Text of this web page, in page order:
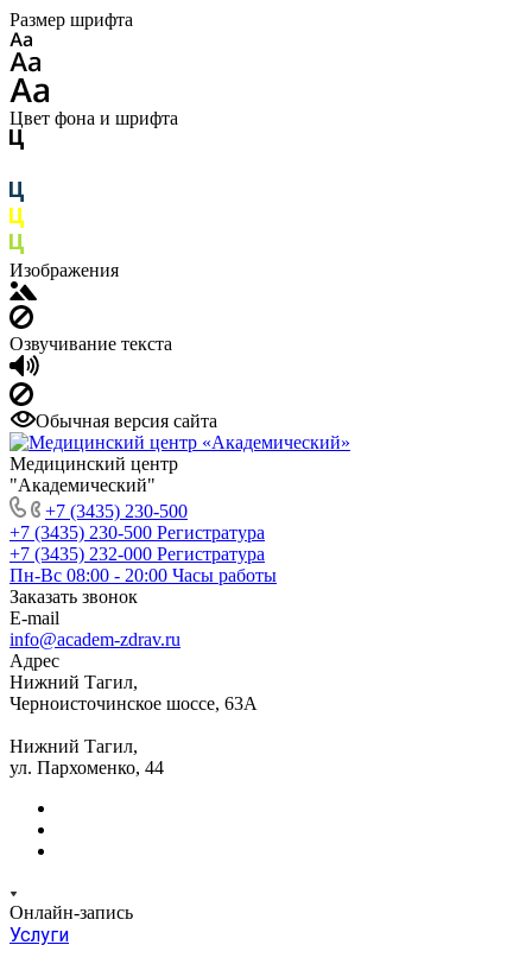
Размер шрифта
Цвет фона и шрифта
Изображения
Озвучивание текста
Обычная версия сайта
Медицинский центр
"Академический"
+7 (3435) 230-500
+7 (3435) 230-500 Регистратура
+7 (3435) 232-000 Регистратура
Пн-Вс 08:00 - 20:00 Часы работы
Заказать звонок
E-mail
info@academ-zdrav.ru
Адрес
Нижний Тагил,
Черноисточинское шоссе, 63А
Нижний Тагил,
ул. Пархоменко, 44
Онлайн-запись
Услуги